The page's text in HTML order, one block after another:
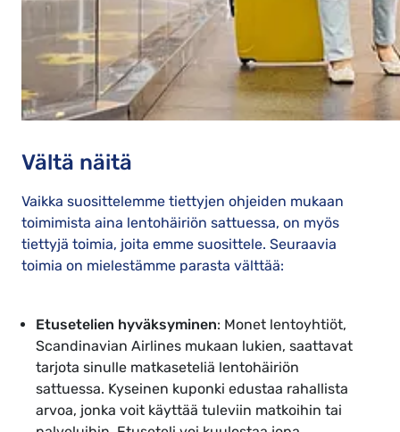
Vältä näitä
Vaikka suosittelemme tiettyjen ohjeiden mukaan
toimimista aina lentohäiriön sattuessa, on myös
tiettyjä toimia, joita emme suosittele. Seuraavia
toimia on mielestämme parasta välttää:
Etusetelien hyväksyminen: Monet lentoyhtiöt,
Scandinavian Airlines mukaan lukien, saattavat
tarjota sinulle matkaseteliä lentohäiriön
sattuessa. Kyseinen kuponki edustaa rahallista
arvoa, jonka voit käyttää tuleviin matkoihin tai